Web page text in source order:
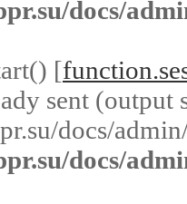
docs/
[
sent (output
docs/
docs/